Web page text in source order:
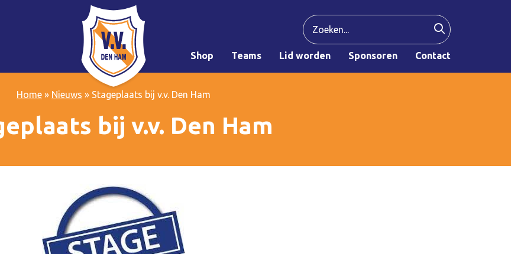
Shop Teams Lid worden Sponsoren Contact
Home » Nieuws » Stageplaats bij v.v. Den Ham
bij v.v. Den Ham